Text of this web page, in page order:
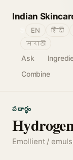
Indian
Ask
Combine
EN हिंदी
मराठी
పదార్థం
Emollient /